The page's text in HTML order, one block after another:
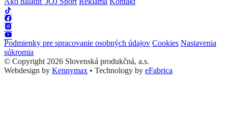
Podmienky pre spracovanie osobných údajov Cookies Nastavenia
súkromia
© Copyright 2026 Slovenská produkčná, a.s.
Webdesign by Kennymax • Technology by eFabrica